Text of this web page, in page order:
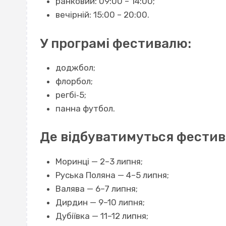
вечірній: 15:00 – 20:00.
У програмі фестивалю:
доджбол;
флорбол;
регбі‐5;
панна футбол.
Де відбуватимуться
Моринці — 2–3 липня;
Руська Поляна — 4–5 липня;
Валява — 6–7 липня;
Дирдин — 9–10 липня;
Дубіївка — 11–12 липня;